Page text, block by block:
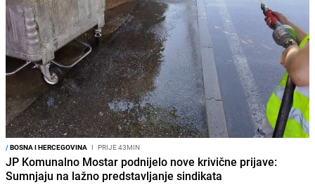
/BOSNA I HERCEGOVINA I PRIJE 43MIN
JP Komunalno Mostar podnijelo nove krivične prijave:
Sumnjaju na lažno predstavljanje sindikata